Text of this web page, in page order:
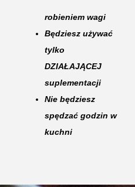
robieniem wagi
Będziesz używać
tylko
DZIAŁAJĄCEJ
suplementacji
Nie będziesz
spędzać godzin w
kuchni